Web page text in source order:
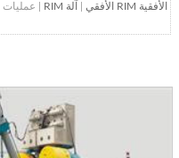
عمليات RIM الأفقي
آلة RIM الأفقية